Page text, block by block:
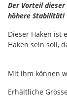
Der Vorteil
höhere Stabilität!
Dieser Haken ist
Haken sein soll,
Mit ihm können
Erhältliche